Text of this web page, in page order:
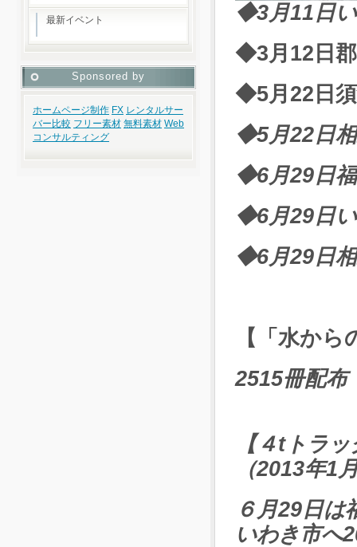
◆3月11日
◆3月12日
◆5月22日
◆5月22日相
◆6月29日
◆6月29日
◆6月29日
【「水か
2515冊配布
【４tトラ
（2013年1
６月29日は
いわき市へ
最新イベント
Sponsored by
ホームページ制作 FX レンタルサー
バー比較 フリー素材 無料素材 Web
コンサルティング